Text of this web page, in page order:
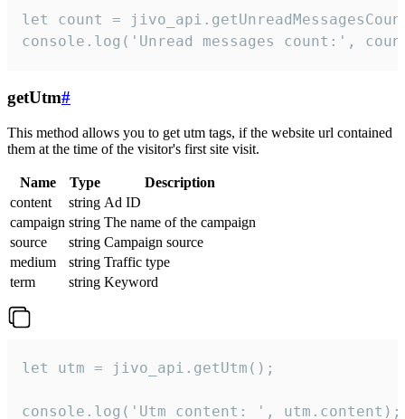
let count =
console.log('Unread messages count:',
getUtm#
This method allows you to get utm tags, if the website url contained
them at the time of the visitor's first site visit.
Name Type
Description
content
string Ad ID
campaign string The name of the campaign
source
string Campaign source
medium
string Traffic type
term
string Keyword
let utm = jivo_api.getUtm();
console.log('Utm content: ', utm.content);